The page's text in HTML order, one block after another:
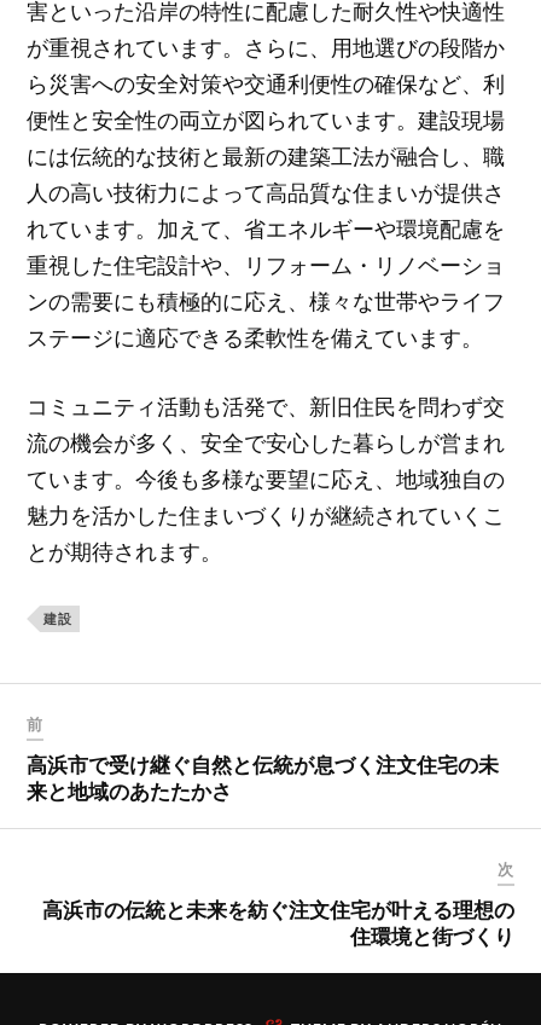
害といった沿岸の特性に配慮した耐久性や快適性
が重視されています。さらに、用地選びの段階か
ら災害への安全対策や交通利便性の確保など、利
便性と安全性の両立が図られています。建設現場
には伝統的な技術と最新の建築工法が融合し、職
人の高い技術力によって高品質な住まいが提供さ
れています。加えて、省エネルギーや環境配慮を
重視した住宅設計や、リフォーム・リノベーショ
ンの需要にも積極的に応え、様々な世帯やライフ
ステージに適応できる柔軟性を備えています。
コミュニティ活動も活発で、新旧住民を問わず交
流の機会が多く、安全で安心した暮らしが営まれ
ています。今後も多様な要望に応え、地域独自の
魅力を活かした住まいづくりが継続されていくこ
とが期待されます。
建設
前
高浜市で受け継ぐ自然と伝統が息づく注文住宅の未
来と地域のあたたかさ
次
高浜市の伝統と未来を紡ぐ注文住宅が叶える理想の
住環境と街づくり